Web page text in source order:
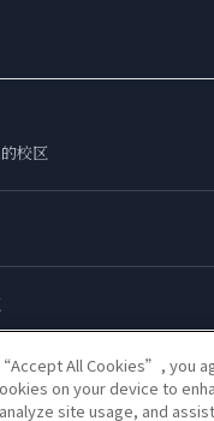
校区
All Cookies”, you
on your device to
site usage, and